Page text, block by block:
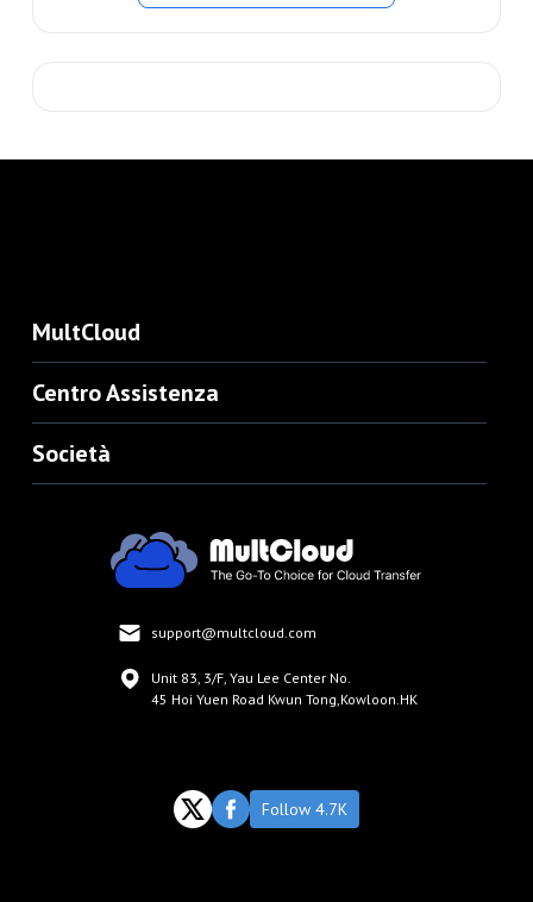
MultCloud
Centro Assistenza
Società
support@multcloud.com
Unit 83, 3/F, Yau Lee Center No.
45 Hoi Yuen Road Kwun Tong,Kowloon.HK
Follow 4.7K